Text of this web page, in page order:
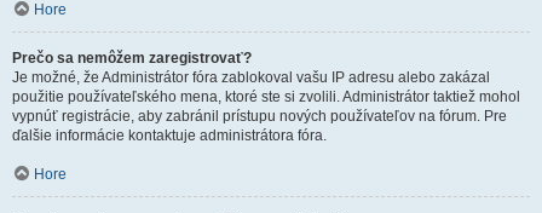
Hore
Prečo sa nemôžem zaregistrovať?
Je možné, že Administrátor fóra zablokoval vašu IP adresu alebo zakázal
použitie používateľského mena, ktoré ste si zvolili. Administrátor taktiež mohol
vypnúť registrácie, aby zabránil prístupu nových používateľov na fórum. Pre
ďalšie informácie kontaktuje administrátora fóra.
Hore